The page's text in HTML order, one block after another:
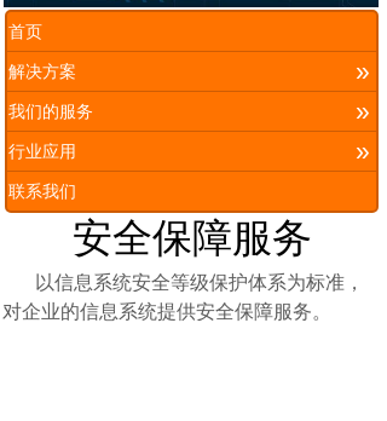
首页
解决方案 »
我们的服务 »
行业应用 »
联系我们
安全保障服务
以信息系统安全等级保护体系为标准，
对企业的信息系统提供安全保障服务。